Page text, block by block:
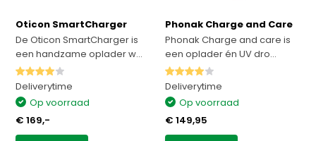
Oticon SmartCharger
De Oticon SmartCharger is
een handzame oplader w...
Deliverytime
Op voorraad
€ 169,-
Phonak Charge and Care
Phonak Charge and care is
een oplader én UV dro...
Deliverytime
Op voorraad
€ 149,95